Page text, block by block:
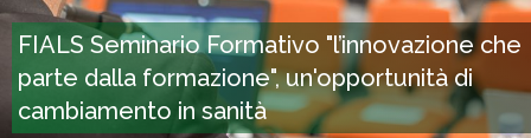
FIALS Seminario Formativo "l’innovazione che
parte dalla formazione", un'opportunità di
cambiamento in sanità